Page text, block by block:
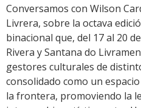
Conversamos con Wilson
Livrera, sobre la octava
binacional que, del 17 al 20
Rivera y Santana do
gestores culturales de
consolidado como un
la frontera, promoviendo la